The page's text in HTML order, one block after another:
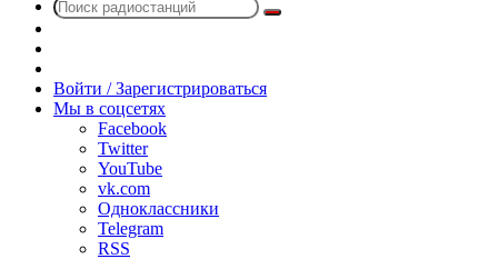
Поиск
радио
Войти / Зарегистрироваться
Мы в соцсетях
Facebook
Twitter
YouTube
vk.com
Одноклассники
Telegram
RSS